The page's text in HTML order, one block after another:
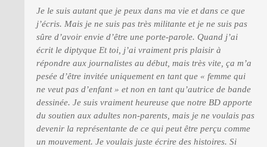
Je le suis autant que je peux dans ma vie et dans ce que
j’écris. Mais je ne suis pas très militante et je ne suis pas
sûre d’avoir envie d’être une porte-parole. Quand j’ai
écrit le diptyque Et toi, j’ai vraiment pris plaisir à
répondre aux journalistes au début, mais très vite, ça m’a
pesée d’être invitée uniquement en tant que « femme qui
ne veut pas d’enfant » et non en tant qu’autrice de bande
dessinée. Je suis vraiment heureuse que notre BD apporte
du soutien aux adultes non-parents, mais je ne voulais pas
devenir la représentante de ce qui peut être perçu comme
un mouvement. Je voulais juste écrire des histoires. Si